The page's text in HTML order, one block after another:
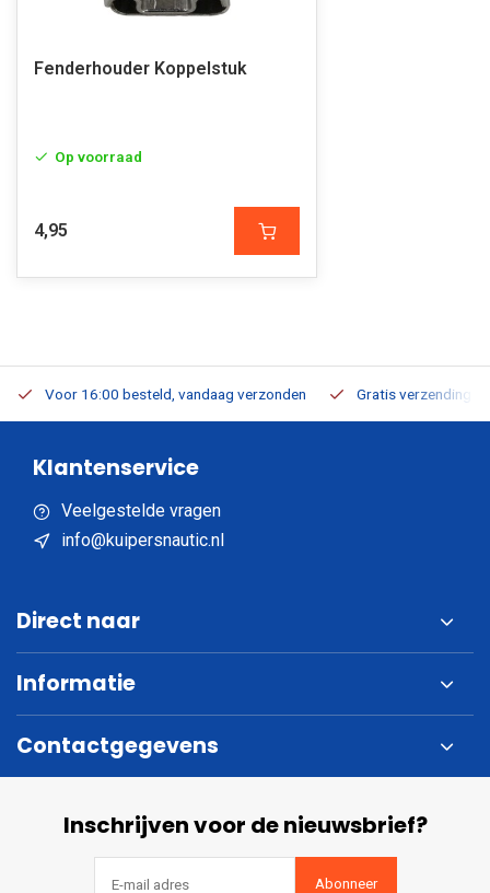
Fenderhouder Koppelstuk
Op voorraad
4,95
Voor 16:00 besteld, vandaag verzonden Gratis verzending
Klantenservice
Veelgestelde vragen
info@kuipersnautic.nl
Direct naar
Informatie
Contactgegevens
Inschrijven voor de nieuwsbrief?
Abonneer